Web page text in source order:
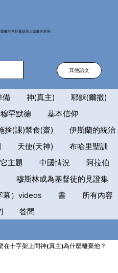
教的圣经看这两大宗教的异同
其他語文
備 神(真主)
耶穌(爾撒)
穆罕默德
基本信仰
捨(課)禁食(齋)
伊斯蘭的統治
天使(天神)
布哈里聖訓
主題 中國情況
阿拉伯
穆斯林成為基督徒的見證集
幕）videos 書
所有內容
答問
在十字架上問神(真主)為什麼離棄他？